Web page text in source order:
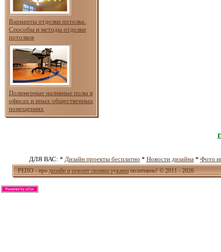
Варианты отделки потолка.
Способы и методы отделки
потолков
Полимерные наливные полы в
офисах и иных общественных
помещениях
ДЛЯ ВАС: * Дизайн проекты бесплатно * Новости дизайна * Фото
РЕПО - про дизайн и ремонт своими рукамипозитивно! © 2011 - 2026